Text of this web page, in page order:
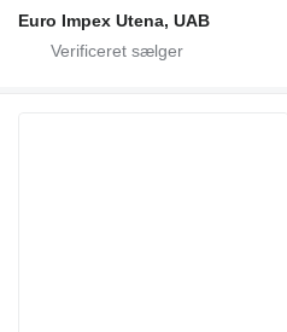
Euro Impex Utena, UAB